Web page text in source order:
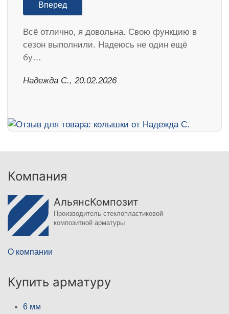
Вперед
Всё отлично, я довольна. Свою функцию в
сезон выполнили. Надеюсь не один ещё
бу…
Надежда С., 20.02.2026
Компания
АльянсКомпозит
Производитель стеклопластиковой
композитной арматуры
О компании
Купить арматуру
6 мм